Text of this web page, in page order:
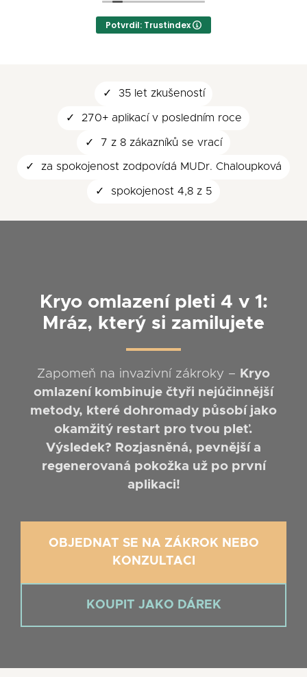
Potvrdil: Trustindex
35 let zkušeností
270+ aplikací v posledním roce
7 z 8 zákazníků se vrací
za spokojenost zodpovídá MUDr. Chaloupková
spokojenost 4,8 z 5
Kryo omlazení pleti 4 v 1:
Mráz, který si zamilujete
Zapomeň na invazivní zákroky – Kryo
omlazení kombinuje čtyři nejúčinnější
metody, které dohromady působí jako
okamžitý restart pro tvou pleť.
Výsledek? Rozjasněná, pevnější a
regenerovaná pokožka už po první
aplikaci!
OBJEDNAT SE NA ZÁKROK NEBO
KONZULTACI
KOUPIT JAKO DÁREK